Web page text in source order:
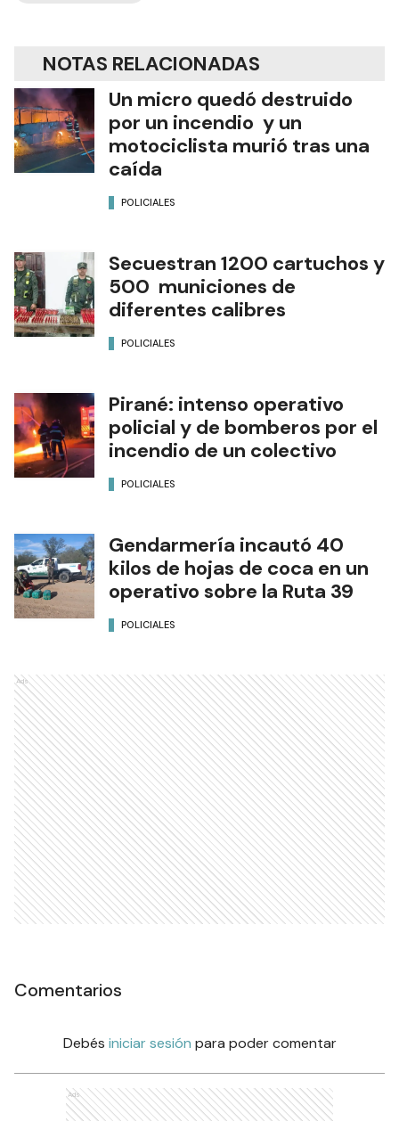
NOTAS RELACIONADAS
Un micro quedó destruido
por un incendio y un
motociclista murió tras una
caída
POLICIALES
Secuestran 1200 cartuchos y
500 municiones de
diferentes calibres
POLICIALES
Pirané: intenso operativo
policial y de bomberos por el
incendio de un colectivo
POLICIALES
Gendarmería incautó 40
kilos de hojas de coca en un
operativo sobre la Ruta 39
POLICIALES
Ads
Comentarios
Debés iniciar sesión para poder comentar
Ads